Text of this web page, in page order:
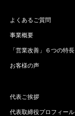
よくあるご質問
事業概要
「営業改善」６つの特長
お客様の声
代表ご挨拶
代表取締役プロフィール